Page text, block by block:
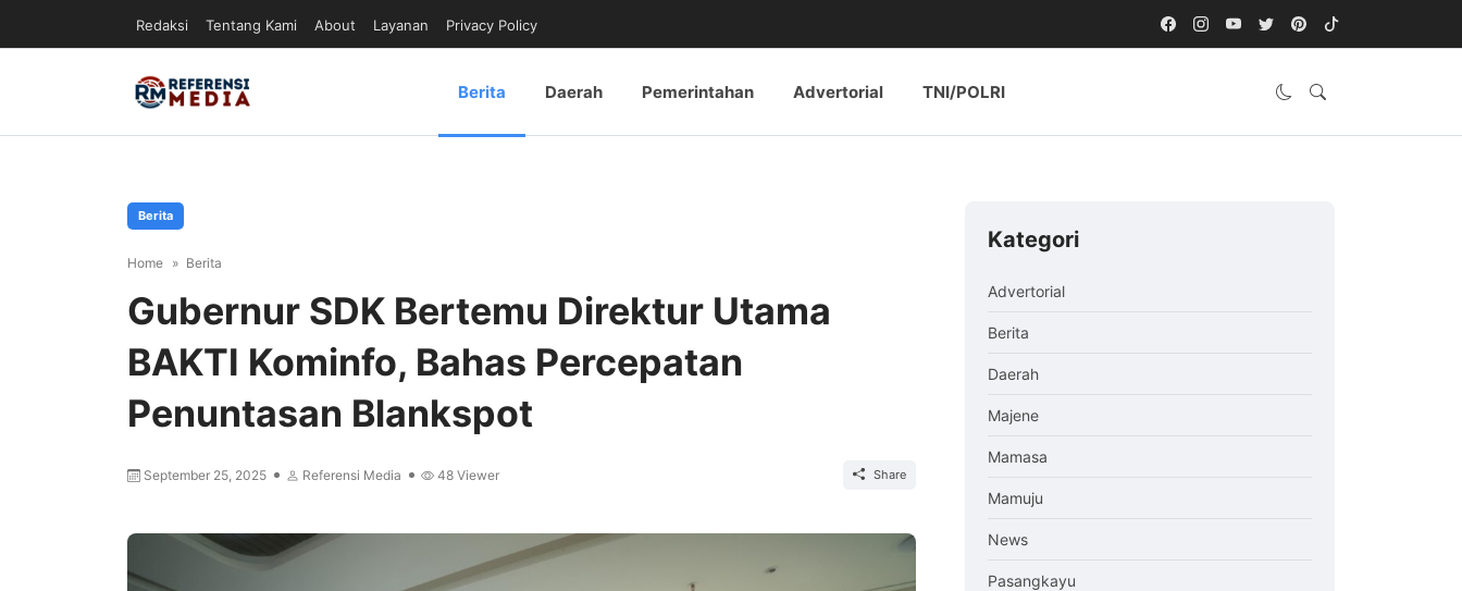
Redaksi Tentang Kami About Layanan Privacy Policy
Berita Daerah Pemerintahan Advertorial TNI/POLRI
Berita
Home Berita
Gubernur SDK Bertemu Direktur Utama
BAKTI Kominfo, Bahas Percepatan
Penuntasan Blankspot
September 25, 2025 Referensi Media 48 Viewer Share
Kategori
Advertorial
Berita
Daerah
Majene
Mamasa
Mamuju
News
Pasangkayu